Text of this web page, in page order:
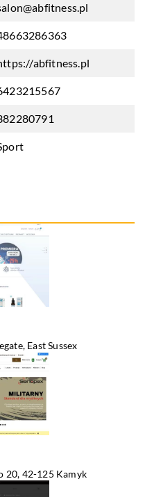
abfitness.pl
East Sussex
20, 42-125 Kamyk